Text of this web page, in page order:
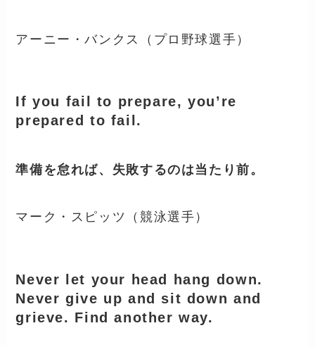
アーニー・バンクス（プロ野球選手）
If you fail to prepare, you’re
prepared to fail.
準備を怠れば、失敗するのは当たり前。
マーク・スピッツ（競泳選手）
Never let your head hang down.
Never give up and sit down and
grieve. Find another way.